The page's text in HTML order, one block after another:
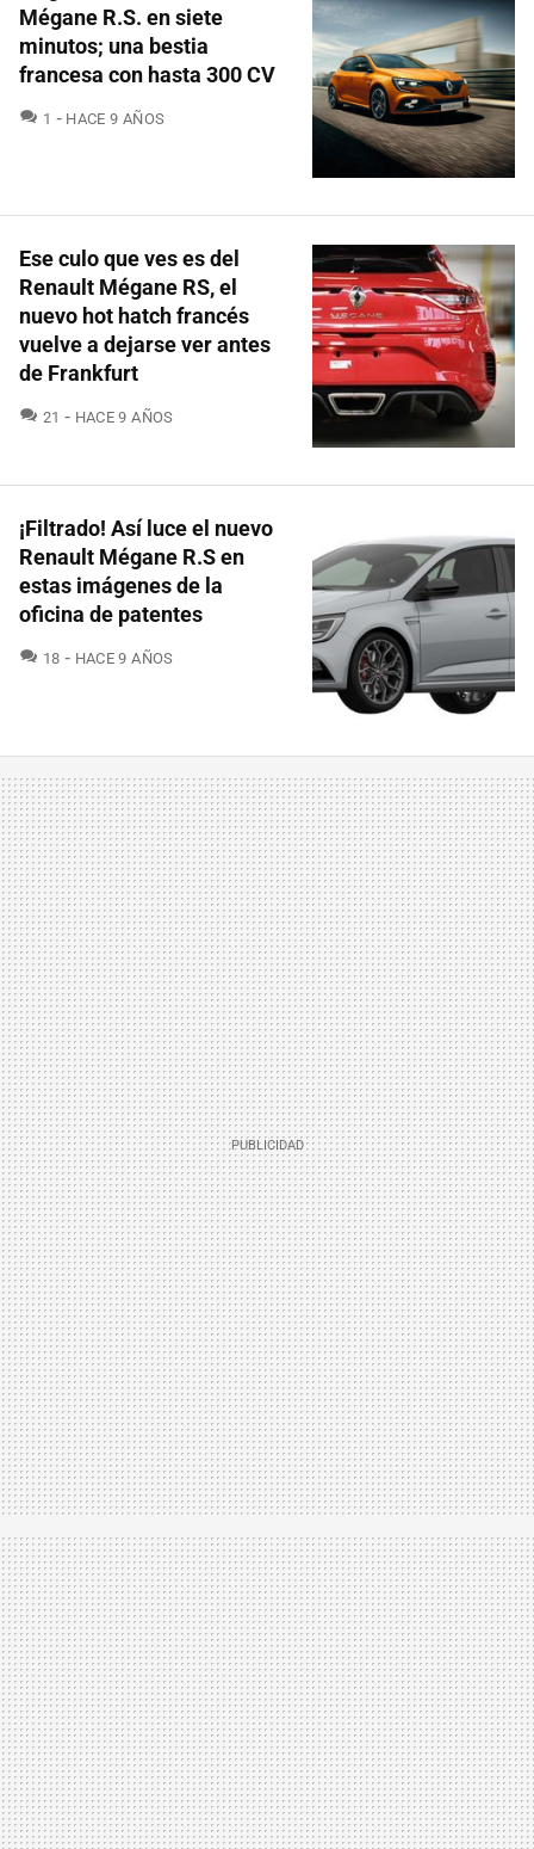
Mégane R.S. en siete
minutos; una bestia
francesa con hasta 300 CV
1 COMENTARIOS
HACE 9 AÑOS
Ese culo que ves es del
Renault Mégane RS, el
nuevo hot hatch francés
vuelve a dejarse ver antes
de Frankfurt
21 COMENTARIOS
HACE 9 AÑOS
¡Filtrado! Así luce el nuevo
Renault Mégane R.S en
estas imágenes de la
oficina de patentes
18 COMENTARIOS
HACE 9 AÑOS